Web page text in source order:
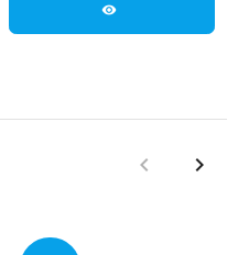
visibility
Poprzedni
keyboard_arrow_left keyboard_arrow_right